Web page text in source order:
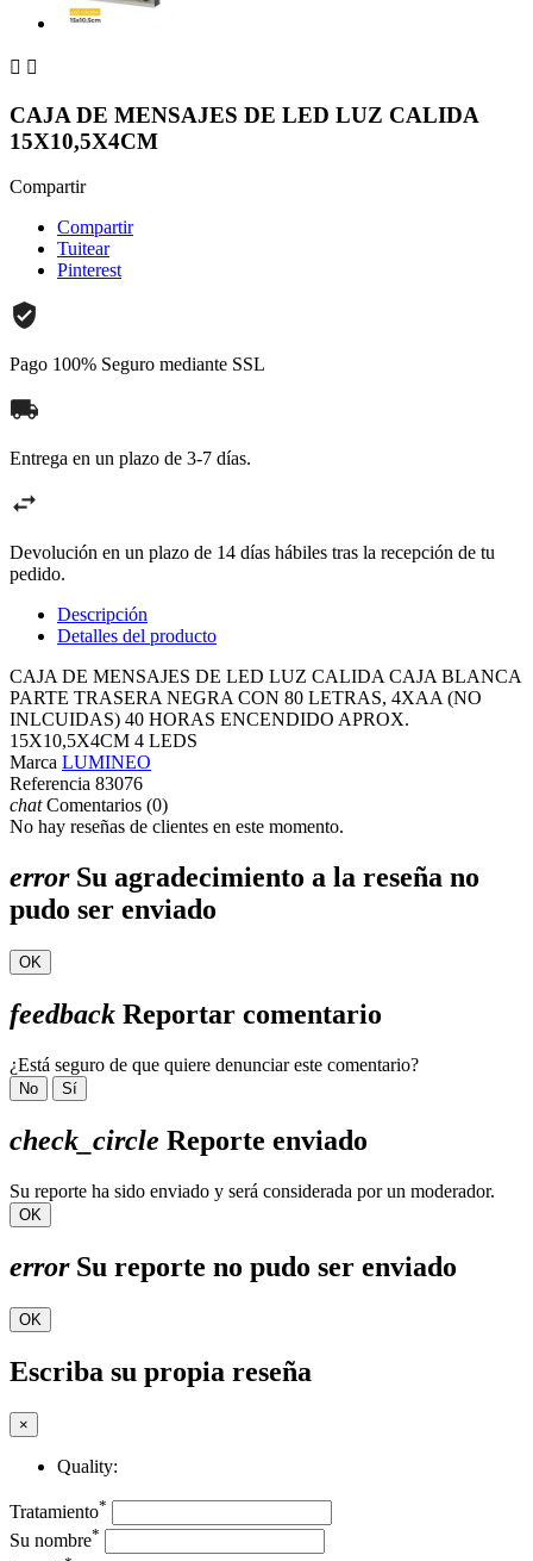
 
CAJA DE MENSAJES DE LED LUZ CALIDA
15X10,5X4CM
Compartir
Compartir
Tuitear
Pinterest
Pago 100% Seguro mediante SSL
Entrega en un plazo de 3-7 días.
Devolución en un plazo de 14 días hábiles tras la recepción de tu
pedido.
Descripción
Detalles del producto
CAJA DE MENSAJES DE LED LUZ CALIDA CAJA BLANCA
PARTE TRASERA NEGRA CON 80 LETRAS, 4XAA (NO
INLCUIDAS) 40 HORAS ENCENDIDO APROX.
15X10,5X4CM 4 LEDS
Marca LUMINEO
Referencia 83076
chatComentarios (0)
No hay reseñas de clientes en este momento.
errorSu agradecimiento a la reseña no
pudo ser enviado
OK
feedback Reportar comentario
¿Está seguro de que quiere denunciar este comentario?
No Sí
check_circle Reporte enviado
Su reporte ha sido enviado y será considerada por un moderador.
OK
errorSu reporte no pudo ser enviado
OK
Escriba su propia reseña
×
Quality:
Tratamiento*
Su nombre*